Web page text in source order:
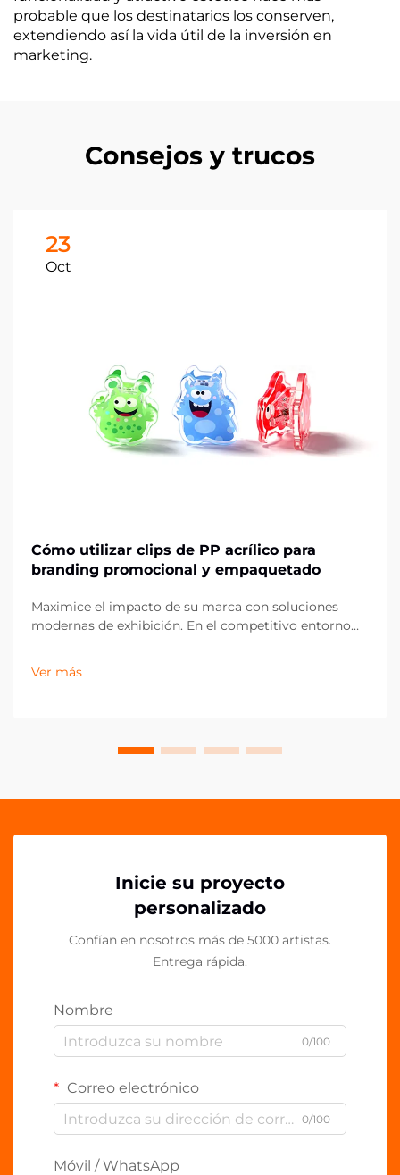
probable que los destinatarios los conserven,
extendiendo así la vida útil de la inversión en
marketing.
Consejos y trucos
23
Oct
Cómo utilizar clips de PP acrílico para
branding promocional y empaquetado
Maximice el impacto de su marca con soluciones
modernas de exhibición. En el competitivo entorno
pequeños detalles pueden marcar la mayor diferencia
en la presentación de la marca. Los clips acrílicos PP
Ver más
Inicie su proyecto
personalizado
Confían en nosotros más de 5000 artistas.
Entrega rápida.
Nombre
0/100
Correo electrónico
0/100
Móvil / WhatsApp